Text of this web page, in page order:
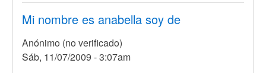
Mi nombre es anabella soy de
Anónimo (no verificado)
Sáb, 11/07/2009 - 3:07am